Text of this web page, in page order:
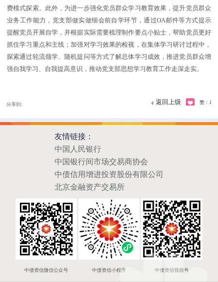
费模式探索。此外，为进一步强化党员群众学习教育效果，提升党员群众
业务工作能力，党支部做实做细会前自学环节，通过OA邮件等方式提示
提醒党员开展自学，并根据实际需要梳理制作要点小贴士，帮助党员更好
抓住学习重点和主线；加强对学习效果的检视，在集体学习研讨过程中，
探索通过轮流领学、随机提问等方式了解总体学习成效，推进党员群众增
强自我学习、自我提高意识，推动党支部思想学习教育工作走深走实。
分享到: 返回上级 赞： 1
友情链接：
中国人民银行
中国银行间市场交易商协会
中债信用增进投资股份有限公司
北京金融资产交易所
中债资信微信公众号 中债资信小程序 中债资信视频号